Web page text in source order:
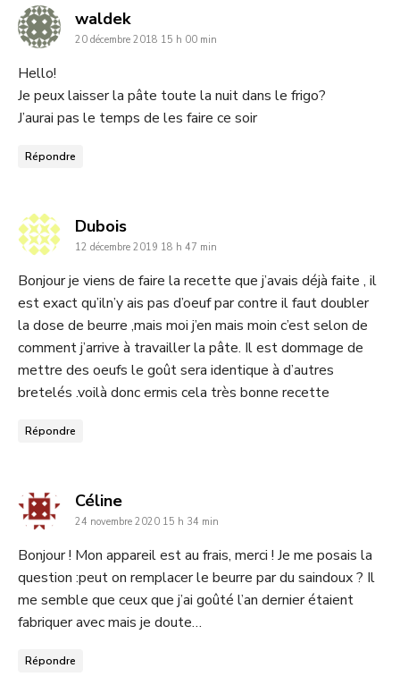
waldekdit
:
20 décembre 2018 15 h 00 min
Hello!
Je peux laisser la pâte toute la nuit dans le frigo?
J’aurai pas le temps de les faire ce soir
Répondre
Duboisdit
:
12 décembre 2019 18 h 47 min
Bonjour je viens de faire la recette que j’avais déjà faite , il
est exact qu’iln’y ais pas d’oeuf par contre il faut doubler
la dose de beurre ,mais moi j’en mais moin c’est selon de
comment j’arrive à travailler la pâte. Il est dommage de
mettre des oeufs le goût sera identique à d’autres
bretelés .voilà donc ermis cela très bonne recette
Répondre
Célinedit
:
24 novembre 2020 15 h 34 min
Bonjour ! Mon appareil est au frais, merci ! Je me posais la
question :peut on remplacer le beurre par du saindoux ? Il
me semble que ceux que j’ai goûté l’an dernier étaient
fabriquer avec mais je doute…
Répondre